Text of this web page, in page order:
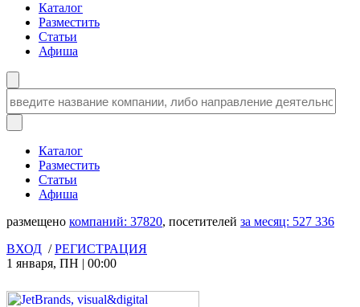
Каталог
Разместить
Статьи
Афиша
Каталог
Разместить
Статьи
Афиша
размещено компаний: 37820, посетителей за месяц: 527 336
ВХОД /РЕГИСТРАЦИЯ
1 января, ПН | 00:00